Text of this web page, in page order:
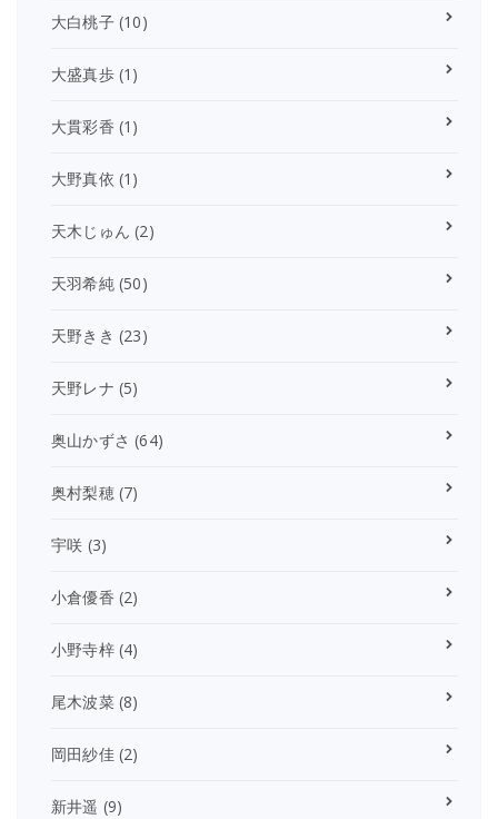
大白桃子(10)
大盛真歩(1)
大貫彩香 (1)
大野真依 (1)
天木じゅん (2)
天羽希純(50)
天野きき (23)
天野レナ (5)
奥山かずさ (64)
奥村梨穂(7)
宇咲 (3)
小倉優香 (2)
小野寺梓(4)
尾木波菜(8)
岡田紗佳(2)
新井遥 (9)